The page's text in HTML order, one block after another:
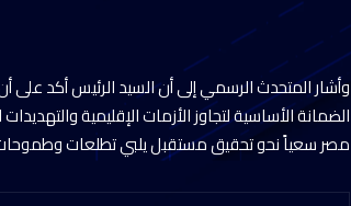
وأشار المتحدث الرسمي إلى أن السيد الرئيس أكد
الضمانة الأساسية لتجاوز الأزمات الإقليمية
مصر سعياً نحو تحقيق مستقبل يلبي تطلعات